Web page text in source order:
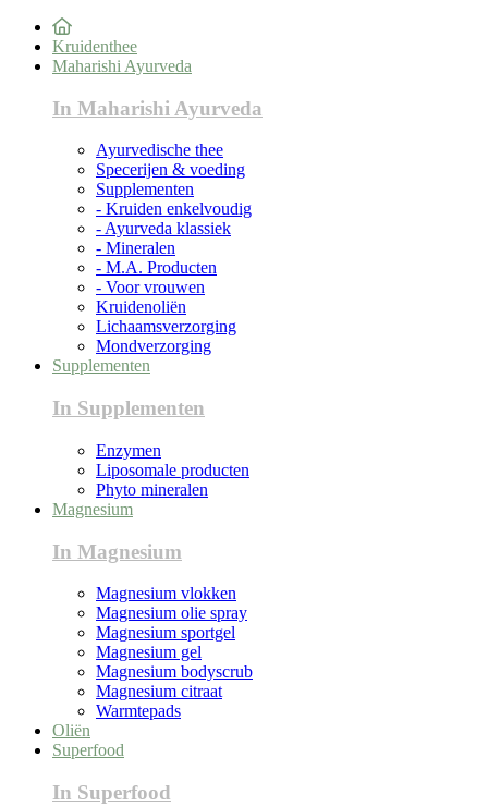
Kruidenthee
Maharishi Ayurveda
In Maharishi Ayurveda
Ayurvedische thee
Specerijen & voeding
Supplementen
- Kruiden enkelvoudig
- Ayurveda klassiek
- Mineralen
- M.A. Producten
- Voor vrouwen
Kruidenoliën
Lichaamsverzorging
Mondverzorging
Supplementen
In Supplementen
Enzymen
Liposomale producten
Phyto mineralen
Magnesium
In Magnesium
Magnesium vlokken
Magnesium olie spray
Magnesium sportgel
Magnesium gel
Magnesium bodyscrub
Magnesium citraat
Warmtepads
Oliën
Superfood
In Superfood